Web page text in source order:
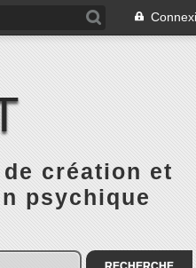
de création et
psychique